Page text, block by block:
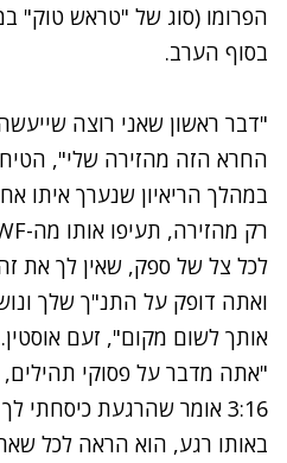
הפרומו (סוג של "טראש טוק"
בסוף הערב.
"דבר ראשון שאני רוצה
החרא הזה מהזירה שלי", הטיח
במהלך הריאיון שנערך איתו
לכל צל של ספק, שאין לך את
ואתה דופק על התנ"ך שלך
אותך לשום מקום", זעם אוסטין.
3:16 אומר שהרגעת
באותו רגע, הוא הראה לכל